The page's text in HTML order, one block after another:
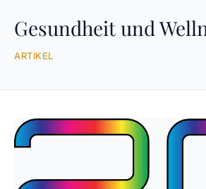
Gesundheit und
ARTIKEL